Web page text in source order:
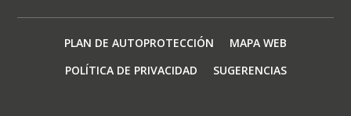
PLAN DE AUTOPROTECCIÓN
MAPA WEB
POLÍTICA DE PRIVACIDAD
SUGERENCIAS